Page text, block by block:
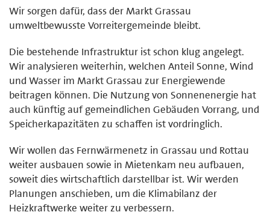
Wir sorgen dafür, dass der Markt Grassau
umweltbewusste Vorreitergemeinde bleibt.
Die bestehende Infrastruktur ist schon klug angelegt.
Wir analysieren weiterhin, welchen Anteil Sonne, Wind
und Wasser im Markt Grassau zur Energiewende
beitragen können. Die Nutzung von Sonnenenergie hat
auch künftig auf gemeindlichen Gebäuden Vorrang, und
Speicherkapazitäten zu schaffen ist vordringlich.
Wir wollen das Fernwärmenetz in Grassau und Rottau
weiter ausbauen sowie in Mietenkam neu aufbauen,
soweit dies wirtschaftlich darstellbar ist. Wir werden
Planungen anschieben, um die Klimabilanz der
Heizkraftwerke weiter zu verbessern.